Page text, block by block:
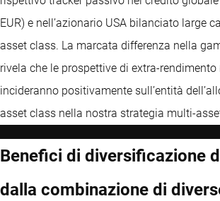
EUR) e nell’azionario USA bilanciato large
asset class. La marcata differenza nella
rivela che le prospettive di extra-
incideranno positivamente sull’entità
asset class nella nostra strategia multi-
Benefici di diversificazione
dalla combinazione di